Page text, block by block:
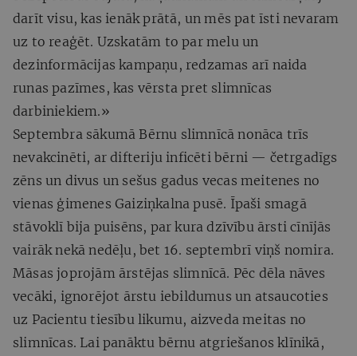
darīt visu, kas ienāk prātā, un mēs pat īsti nevaram
uz to reaģēt. Uzskatām to par melu un
dezinformācijas kampaņu, redzamas arī naida
runas pazīmes, kas vērsta pret slimnīcas
darbiniekiem.»
Septembra sākumā Bērnu slimnīcā nonāca trīs
nevakcinēti, ar difteriju inficēti bērni — četrgadīgs
zēns un divus un sešus gadus vecas meitenes no
vienas ģimenes Gaiziņkalna pusē. Īpaši smagā
stāvoklī bija puisēns, par kura dzīvību ārsti cīnījās
vairāk nekā nedēļu, bet 16. septembrī viņš nomira.
Māsas joprojām ārstējas slimnīcā. Pēc dēla nāves
vecāki, ignorējot ārstu iebildumus un atsaucoties
uz Pacientu tiesību likumu, aizveda meitas no
slimnīcas. Lai panāktu bērnu atgriešanos klīnikā,